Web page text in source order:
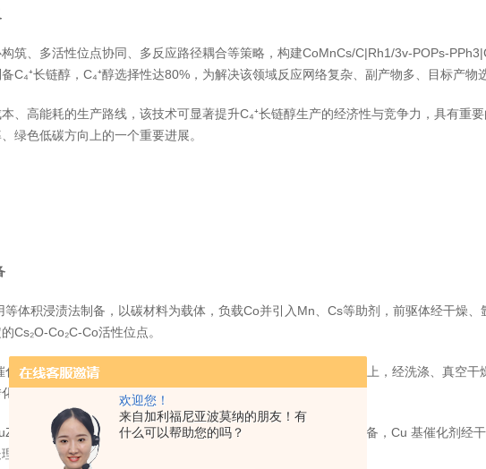
欢迎您！
来自加利福尼亚波莫纳的朋友！有
什么可以帮助您的吗？
筑、多活性位点协同、多反应路径耦合等策略，构建CoMnCs/C|Rh1/3v-POPs-
C₄⁺长链醇，C₄⁺醇选择性达80%，为解决该领域反应网络复杂、副产物多、目标产物
、高能耗的生产路线，该技术可显著提升C₄⁺长链醇生产的经济性与竞争力，具有重
绿色低碳方向上的一个重要进展。
等体积浸渍法制备，以碳材料为载体，负载Co并引入Mn、Cs等助剂，前驱体经干燥
Cs₂O-Co₂C-Co活性位点。
化剂以后负载法将Rh前驱体锚定于多孔有机聚合物（POPs）载体上，经洗涤、真空
。
SiO₂、Sn改性Pt/TiO₂等）采用氨蒸发法与超声辅助浸渍法制备，Cu 基催化剂经
，可在合成气气氛下实现醛类选择性加氢，同时耐受 CO 中毒。